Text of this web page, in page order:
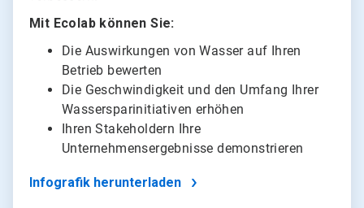
Mit Ecolab können Sie:
Die Auswirkungen von Wasser auf Ihren
Betrieb bewerten
Die Geschwindigkeit und den Umfang Ihrer
Wassersparinitiativen erhöhen
Ihren Stakeholdern Ihre
Unternehmensergebnisse demonstrieren
Infografik herunterladen